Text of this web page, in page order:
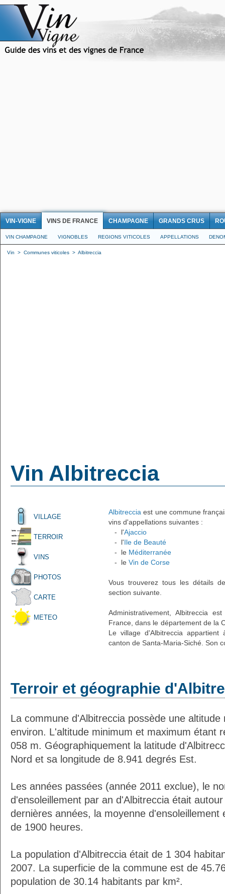
VIN-VIGNE VINS DE FRANCE CHAMPAGNE GRANDS CRUS
VIN CHAMPAGNE VIGNOBLES REGIONS VITICOLES APPELLATIONS
Vin > Communes viticoles > Albitreccia
Vin Albitreccia
VILLAGE
TERROIR
VINS
PHOTOS
CARTE
METEO
Albitreccia est une commune
vins d'appellations suivantes :
- l'Ajaccio
- l'Ile de Beauté
- le Méditerranée
- le Vin de Corse
Vous trouverez tous les détails
section suivante.
Administrativement, Albitreccia
France, dans le département de la
Le village d'Albitreccia
canton de Santa-Maria-Siché. Son
Terroir et géographie
La commune d'Albitreccia possède une
environ. L'altitude minimum et maximum étant
058 m. Géographiquement la latitude
Nord et sa longitude de 8.941 degrés Est.
Les années passées (année 2011 exclue), le
d'ensoleillement par an d'Albitreccia était
dernières années, la moyenne d'ensoleillement
de 1900 heures.
La population d'Albitreccia était de 1 304
2007. La superficie de la commune est de
population de 30.14 habitants par km².